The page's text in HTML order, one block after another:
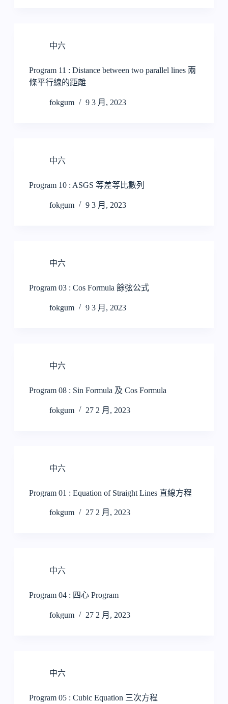
中六
Program 11 : Distance between two parallel lines 兩
條平行線的距離
fokgum 9 3 月, 2023
中六
Program 10 : ASGS 等差等比數列
fokgum 9 3 月, 2023
中六
Program 03 : Cos Formula 餘弦公式
fokgum 9 3 月, 2023
中六
Program 08 : Sin Formula 及 Cos Formula
fokgum 27 2 月, 2023
中六
Program 01 : Equation of Straight Lines 直線方程
fokgum 27 2 月, 2023
中六
Program 04 : 四心 Program
fokgum 27 2 月, 2023
中六
Program 05 : Cubic Equation 三次方程